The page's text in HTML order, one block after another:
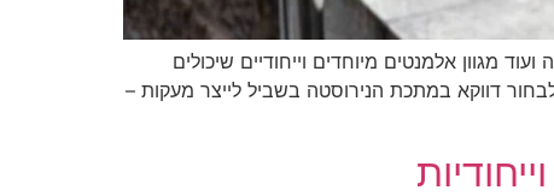
מגוון אלמנטים מיוחדים וייחודיים שיכולים
דווקא במתכת הנירוסטה בשביל לייצר מעקות –